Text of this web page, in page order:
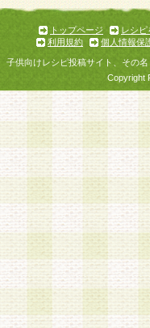
トップページ
レシピ
利用規約
個人情報保
子供向けレシピ投稿サイト、その
Copyright